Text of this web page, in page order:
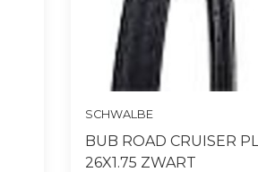
SCHWALBE
BUB ROAD CRUISER
26X1.75 ZWART